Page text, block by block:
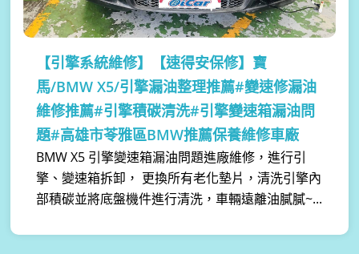
【引擎系統維修】
【速得安保修】寶
馬/BMW X5/引擎漏油整理推薦#變速修漏油
維修推薦#引擎積碳清洗#引擎變速箱漏油問
題#高雄市苓雅區BMW推薦保養維修車廠
BMW X5 引擎變速箱漏油問題進廠維修，進行引
擎、變速箱拆卸， 更換所有老化墊片，清洗引擎內
部積碳並將底盤機件進行清洗，車輛遠離油膩膩~...